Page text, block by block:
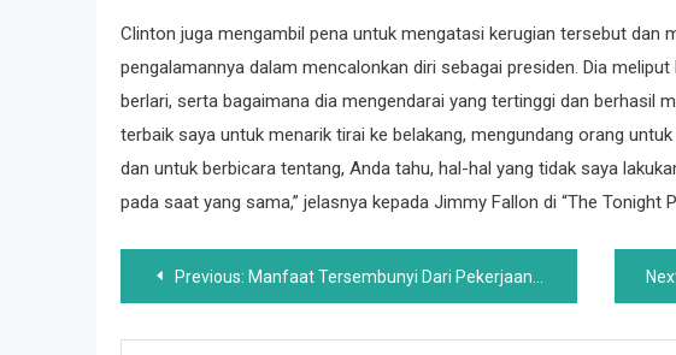
Clinton juga mengambil pena untuk mengatasi kerugian tersebut dan
pengalamannya dalam mencalonkan diri sebagai presiden. Dia
berlari, serta bagaimana dia mengendarai yang tertinggi dan berhasil
terbaik saya untuk menarik tirai ke belakang, mengundang orang
dan untuk berbicara tentang, Anda tahu, hal-hal yang tidak saya
pada saat yang sama,” jelasnya kepada Jimmy Fallon di “The Tonight
Post
navigation
Previous: Manfaat Tersembunyi Dari Pekerjaan Rumah Tangga Biasa Anda Pada Kesehatan Psychological Anda